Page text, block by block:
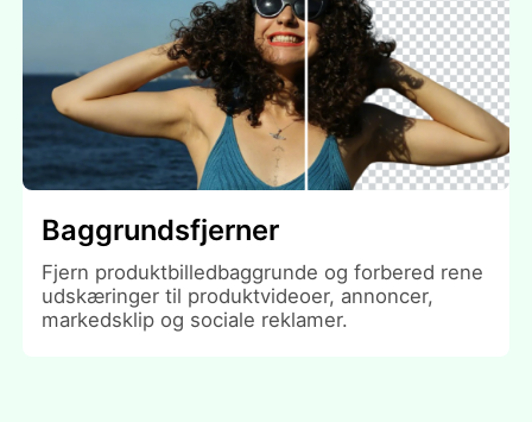
Baggrundsfjerner
Fjern produktbilledbaggrunde og forbered rene
udskæringer til produktvideoer, annoncer,
markedsklip og sociale reklamer.